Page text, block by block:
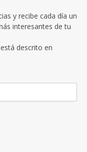
y recibe cada día un
interesantes de tu
descrito en